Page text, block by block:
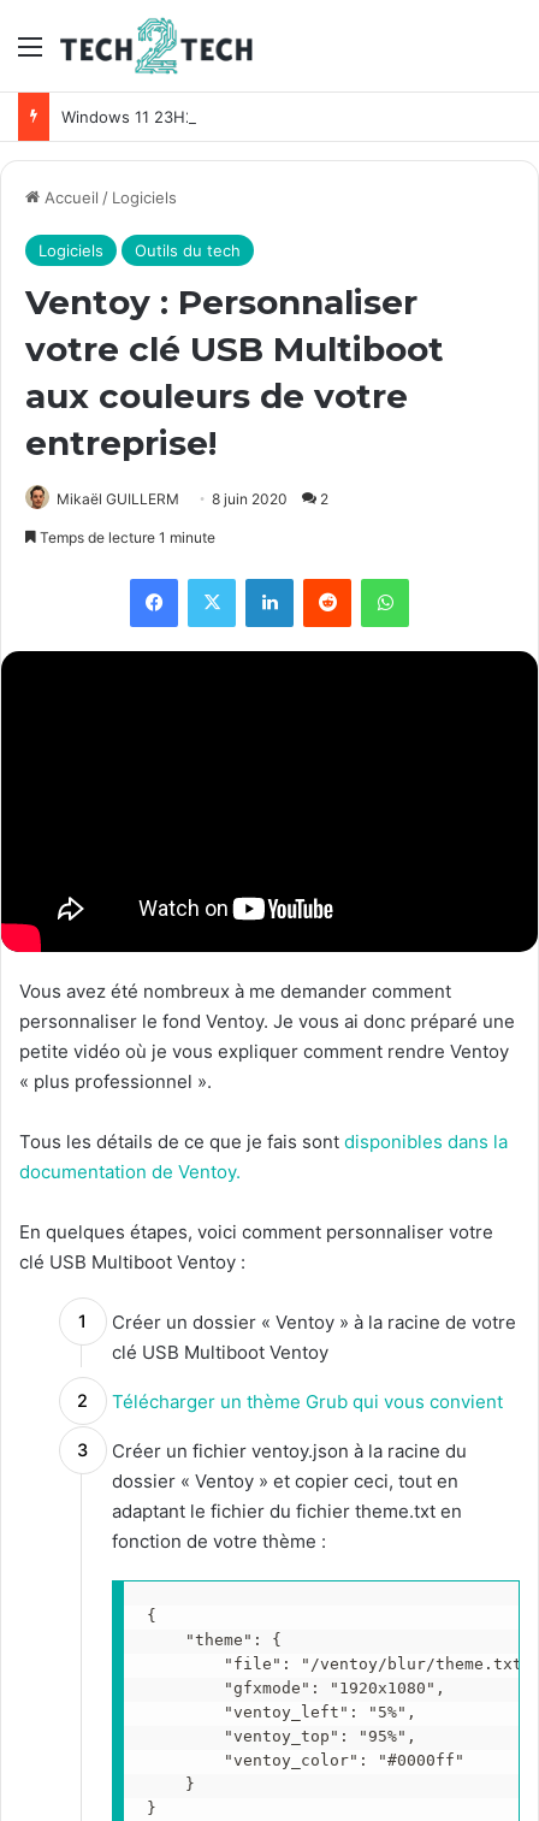
Menu
Accueil / Logiciels
Logiciels Outils du tech
Ventoy : Personnaliser
votre clé USB Multiboot
aux couleurs de votre
entreprise!
Mikaël GUILLERM 8 juin 2020 2
Temps de lecture 1 minute
Facebook
X LinkedinReddit WhatsApp
Vous avez été nombreux à me demander comment
personnaliser le fond Ventoy. Je vous ai donc préparé une
petite vidéo où je vous expliquer comment rendre Ventoy
« plus professionnel ».
Tous les détails de ce que je fais sont disponibles dans la
documentation de Ventoy.
En quelques étapes, voici comment personnaliser votre
clé USB Multiboot Ventoy :
Créer un dossier « Ventoy » à la racine de votre
clé USB Multiboot Ventoy
Télécharger un thème Grub qui vous convient
Créer un fichier ventoy.json à la racine du
dossier « Ventoy » et copier ceci, tout en
adaptant le fichier du fichier theme.txt en
fonction de votre thème :
{
    "theme": {
"file": "/ventoy/blur/
        "gfxmode": "1920x1080",
        "ventoy_left": "5%",
        "ventoy_top": "95%",
        "ventoy_color": "#0000ff"
    }
}